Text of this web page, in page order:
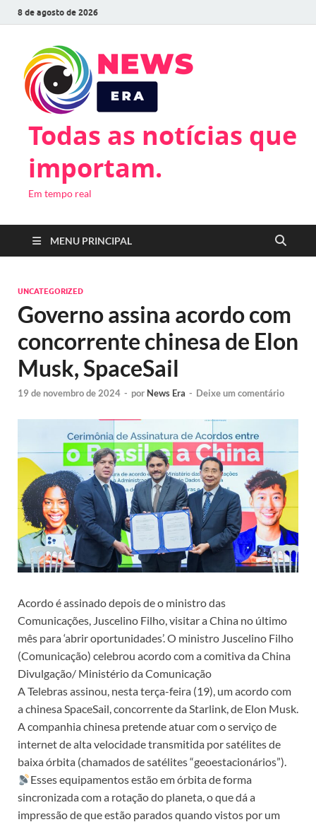
8 de agosto de 2026
Todas as notícias que
importam.
Em tempo real
MENU PRINCIPAL
UNCATEGORIZED
Governo assina acordo com
concorrente chinesa de Elon
Musk, SpaceSail
19 de novembro de 2024 - por News Era - Deixe um comentário
Acordo é assinado depois de o ministro das
Comunicações, Juscelino Filho, visitar a China no último
mês para ‘abrir oportunidades’. O ministro Juscelino Filho
(Comunicação) celebrou acordo com a comitiva da China
Divulgação/ Ministério da Comunicação
A Telebras assinou, nesta terça-feira (19), um acordo com
a chinesa SpaceSail, concorrente da Starlink, de Elon Musk.
A companhia chinesa pretende atuar com o serviço de
internet de alta velocidade transmitida por satélites de
baixa órbita (chamados de satélites “geoestacionários”).
Esses equipamentos estão em órbita de forma
sincronizada com a rotação do planeta, o que dá a
impressão de que estão parados quando vistos por um